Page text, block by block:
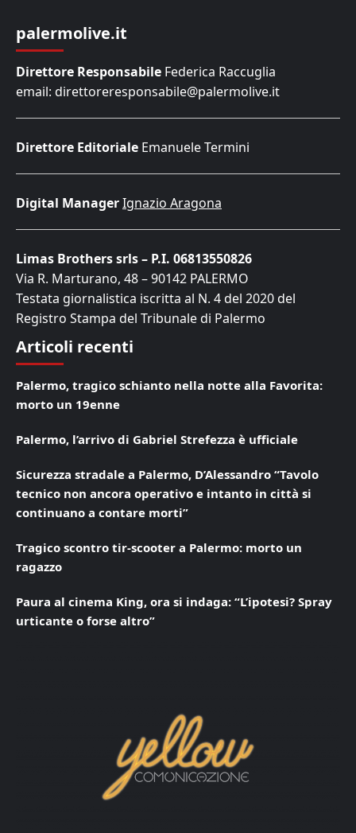
palermolive.it
Direttore Responsabile Federica Raccuglia
email: direttoreresponsabile@palermolive.it
Direttore Editoriale Emanuele Termini
Digital ManagerIgnazio Aragona
Limas Brothers srls – P.I. 06813550826
Via R. Marturano, 48 – 90142 PALERMO
Testata giornalistica iscritta al N. 4 del 2020 del
Registro Stampa del Tribunale di Palermo
Articoli recenti
Palermo, tragico schianto nella notte alla Favorita:
morto un 19enne
Palermo, l’arrivo di Gabriel Strefezza è ufficiale
Sicurezza stradale a Palermo, D’Alessandro “Tavolo
tecnico non ancora operativo e intanto in città si
continuano a contare morti”
Tragico scontro tir-scooter a Palermo: morto un
ragazzo
Paura al cinema King, ora si indaga: “L’ipotesi? Spray
urticante o forse altro”